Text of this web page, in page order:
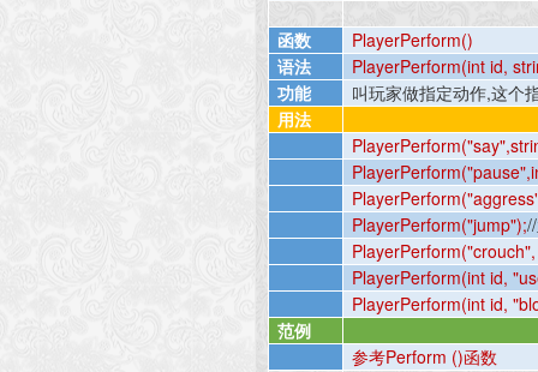
函数
PlayerPerform()
语法
PlayerPerform(int id,
功能
叫玩家做指定动作,这个
用法
PlayerPerform("jump");//
PlayerPerform(int id,
PlayerPerform(int id,
范例
参考Perform ()函数